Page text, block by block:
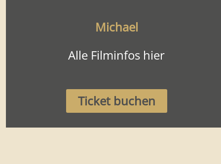
Michael
Alle Filminfos hier
Ticket buchen